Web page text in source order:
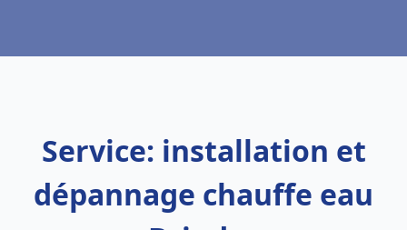
Service: installation et
dépannage chauffe eau